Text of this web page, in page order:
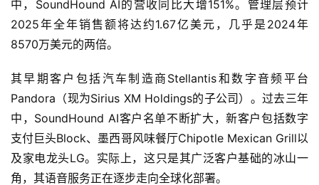
首
页
美
股
A
P
P
下
中，SoundHound AI的营收同比大增151%。管理层预计
2025年全年销售额将达约1.67亿美元，几乎是2024年
8570万美元的两倍。
其早期客户包括汽车制造商Stellantis和数字音频平台
Pandora（现为Sirius XM Holdings的子公司）。过去三年
中，SoundHound AI客户名单不断扩大，新客户包括数字
支付巨头Block、墨西哥风味餐厅Chipotle Mexican Grill以
及家电龙头LG。实际上，这只是其广泛客户基础的冰山一
角，其语音服务正在逐步走向全球化部署。